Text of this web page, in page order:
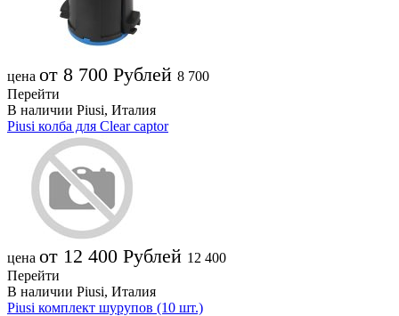
цена от 8 700 Рублей 8 700
Перейти
В наличии Piusi, Италия
Piusi колба для Clear captor
цена от 12 400 Рублей 12 400
Перейти
В наличии Piusi, Италия
Piusi комплект шурупов (10 шт.)